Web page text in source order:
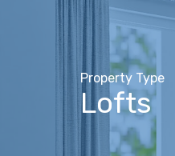
Property Type
Lofts